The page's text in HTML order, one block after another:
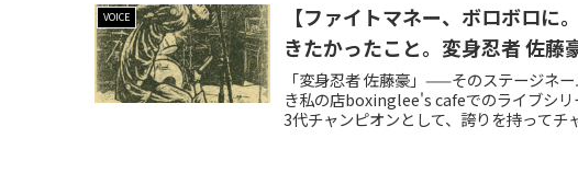
VOICE
【ファイトマネー、ボロボロ
きたかったこと。変身忍者 佐藤
「変身忍者 佐藤豪」——そのステージネ
き私の店boxinglee's cafeでのライブシ
3代チャンピオンとして、誇りを持ってチ